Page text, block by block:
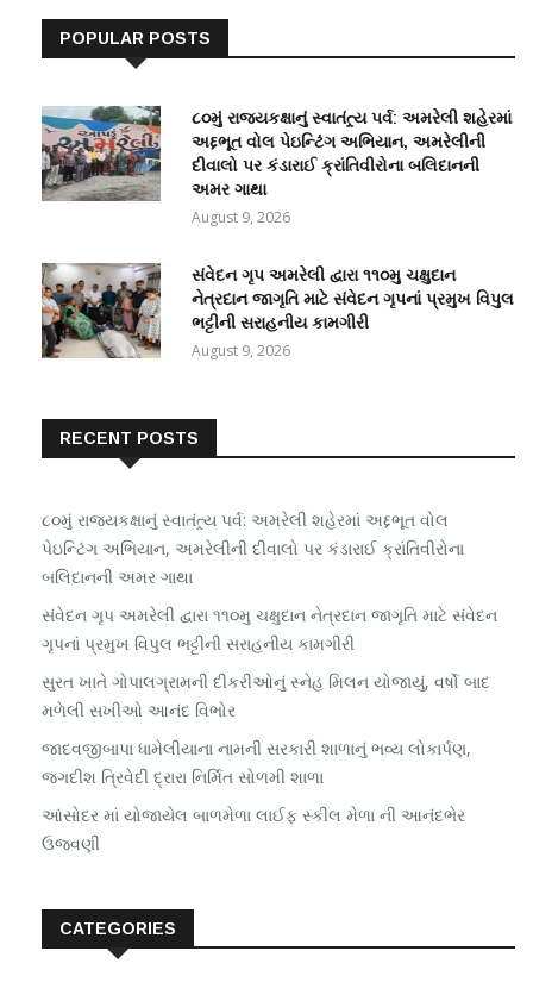
POPULAR POSTS
૮૦મું રાજ્યકક્ષાનું સ્વાતંત્ર્ય પર્વ: અમરેલી શહેરમાં
અદ્દભૂત વોલ પેઇન્ટિંગ અભિયાન, અમરેલીની
દીવાલો પર કંડારાઈ ક્રાંતિવીરોના બલિદાનની
અમર ગાથા
August 9, 2026
સંવેદન ગૃપ અમરેલી દ્વારા ૧૧૦મુ ચક્ષુદાન
નેત્રદાન જાગૃતિ માટે સંવેદન ગૃપનાં પ્રમુખ વિપુલ
ભટ્ટીની સરાહનીય કામગીરી
August 9, 2026
RECENT POSTS
૮૦મું રાજ્યકક્ષાનું સ્વાતંત્ર્ય પર્વ: અમરેલી શહેરમાં અદ્દભૂત વોલ
પેઇન્ટિંગ અભિયાન, અમરેલીની દીવાલો પર કંડારાઈ ક્રાંતિવીરોના
બલિદાનની અમર ગાથા
સંવેદન ગૃપ અમરેલી દ્વારા ૧૧૦મુ ચક્ષુદાન નેત્રદાન જાગૃતિ માટે સંવેદન
ગૃપનાં પ્રમુખ વિપુલ ભટ્ટીની સરાહનીય કામગીરી
સુરત ખાતે ગોપાલગ્રામની દીકરીઓનું સ્નેહ મિલન યોજાયું, વર્ષો બાદ
મળેલી સખીઓ આનંદ વિભોર
જાદવજીબાપા ધામેલીયાના નામની સરકારી શાળાનું ભવ્ય લોકાર્પણ,
જગદીશ ત્રિવેદી દ્રારા નિર્મિત સોળમી શાળા
આંસોદર માં યોજાયેલ બાળમેળા લાઈફ સ્કીલ મેળા ની આનંદભેર
ઉજવણી
CATEGORIES